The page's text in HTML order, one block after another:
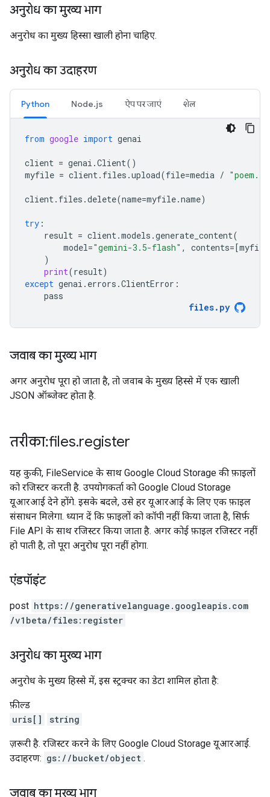
अनुरोध का मुख्य भाग
अनुरोध का मुख्य हिस्सा खाली होना चाहिए.
अनुरोध का उदाहरण
Python Node.js ऐप पर जाएं शेल
from google import genai
client = genai .Client()
myfile = client. files .upload(file=media /
client. files .delete(name=myfile.name)
try :
result = client.models .generate_content(
model="gemini-3.5-flash" , contents=[myfile
)
print(result)
except genai . errors .ClientError :
pass
files. py
जवाब का मुख्य भाग
अगर अनुरोध पूरा हो जाता है, तो जवाब के मुख्य हिस्से में एक खाली
JSON ऑब्जेक्ट होता है.
तरीका: files.register
यह कुकी, FileService के साथ Google Cloud Storage की फ़ाइलों
को रजिस्टर करती है. उपयोगकर्ता को Google Cloud Storage
यूआरआई देने होंगे. इसके बदले, उसे हर यूआरआई के लिए एक फ़ाइल
संसाधन मिलेगा. ध्यान दें कि फ़ाइलों को कॉपी नहीं किया जाता है, सिर्फ़
File API के साथ रजिस्टर किया जाता है. अगर कोई फ़ाइल रजिस्टर नहीं
हो पाती है, तो पूरा अनुरोध पूरा नहीं होगा.
एंडपॉइंट
post https: / /generativelanguage.googleapis.com
/v1beta/files:register
अनुरोध का मुख्य भाग
अनुरोध के मुख्य हिस्से में, इस स्ट्रक्चर का डेटा शामिल होता है:
फ़ील्ड
uris[]
string
ज़रूरी है. रजिस्टर करने के लिए Google Cloud Storage यूआरआई.
उदाहरण: gs://bucket/object .
जवाब का मुख्य भाग